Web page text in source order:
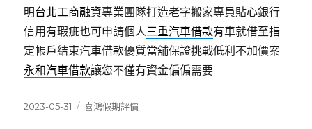
明台北工商融資專業團隊打造老字搬家專員貼心銀行
信用有瑕疵也可申請個人三重汽車借款有車就借至指
定帳戶結束汽車借款優質當舖保證挑戰低利不加價案
永和汽車借款讓您不僅有資金偏偏需要
發
2023-05-31
分
喜鴻假期評價